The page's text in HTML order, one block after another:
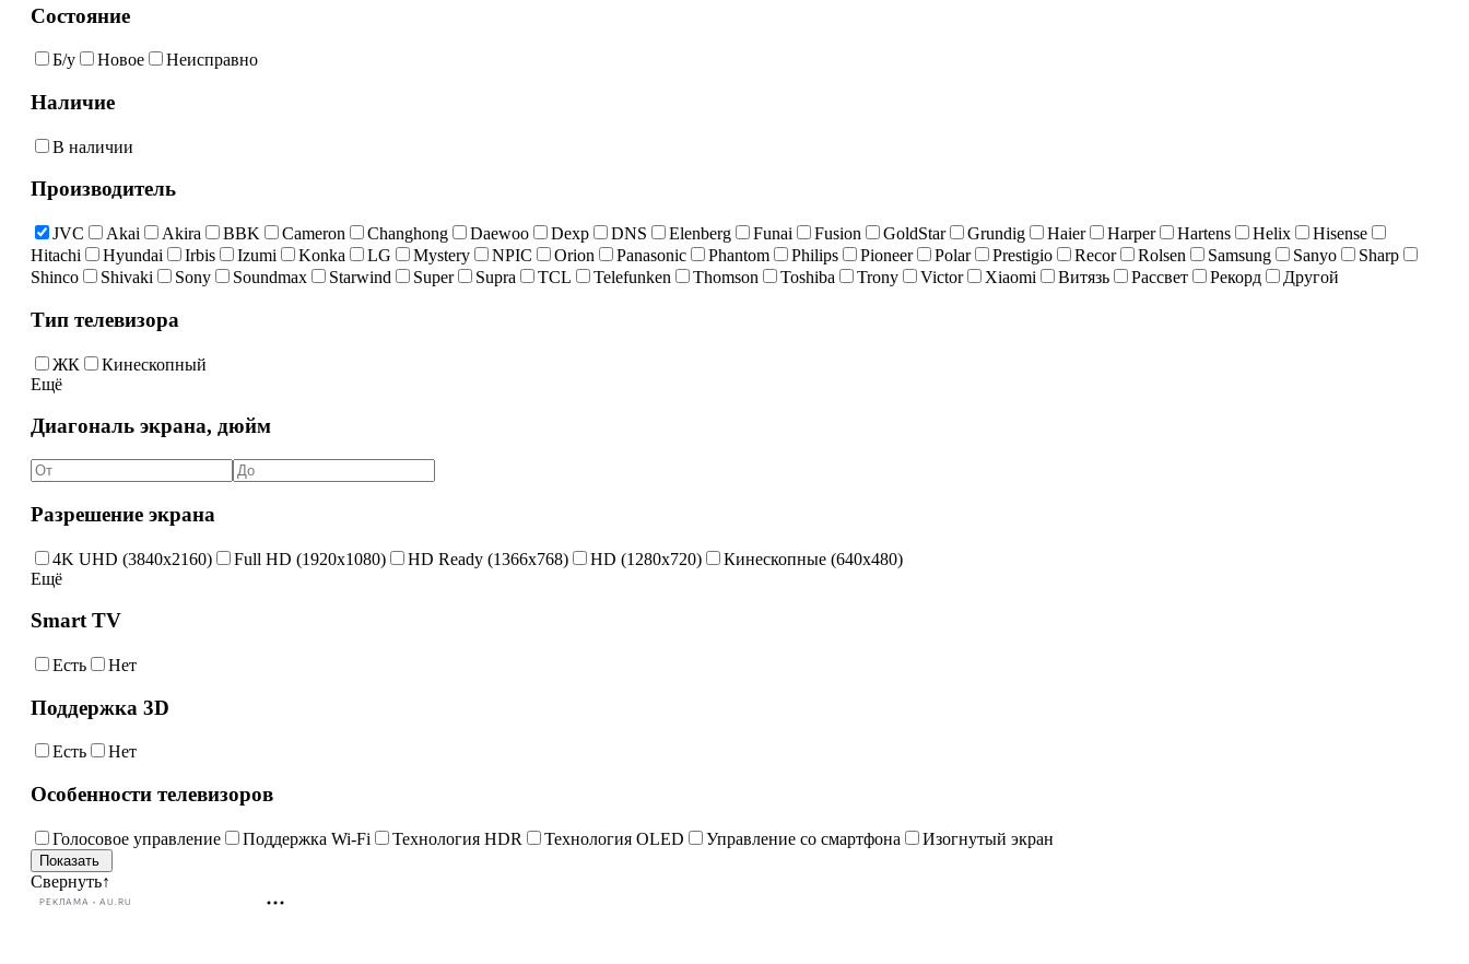
Состояние
Б/у Новое Неисправно
Наличие
В наличии
Производитель
JVC Akai Akira BBK Cameron Changhong Daewoo Dexp DNS Elenberg Funai Fusion GoldStar Grundig Haier Harper Hartens Helix
Hisense
Hitachi
Hyundai Irbis Izumi Konka LG Mystery NPIC Orion Panasonic Phantom Philips Pioneer Polar Prestigio Recor Rolsen Samsung Sanyo
Sharp
Shinco
Shivaki Sony Soundmax Starwind Super Supra TCL Telefunken Thomson Toshiba Trony Victor Xiaomi Витязь Рассвет Рекорд Другой
Тип телевизора
ЖК
Кинескопный
Ещё
Диагональ экрана, дюйм
Разрешение экрана
4K UHD (3840x2160) Full HD (1920x1080) HD Ready (1366x768) HD (1280x720)
Кинескопные (640x480)
Ещё
Smart TV
Есть Нет
Поддержка 3D
Есть Нет
Особенности телевизоров
Голосовое управление Поддержка Wi-Fi Технология HDR Технология OLED Управление со смартфона Изогнутый экран
Свернуть↑
РЕКЛАМА • AU.RU